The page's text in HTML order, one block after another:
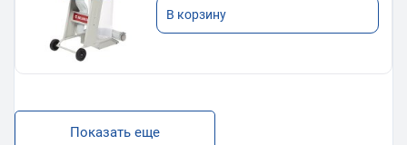
В корзину
Показать еще